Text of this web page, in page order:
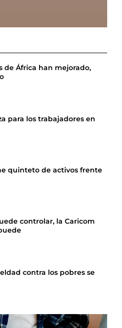
de África han mejorado,
para los trabajadores en
quinteto de activos frente
controlar, la Caricom
contra los pobres se